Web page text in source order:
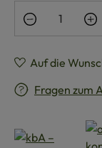
Produkt
Auf die
Fragen zum